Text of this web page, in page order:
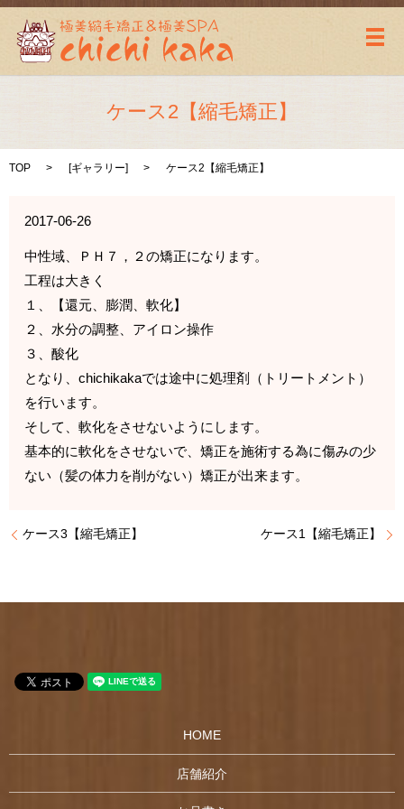
メ
ケース2【縮毛矯正】
TOP [ギャラリー] ケース2【縮毛矯正】
2017-06-26
中性域、ＰＨ７，２の矯正になります。
工程は大きく
１、【還元、膨潤、軟化】
２、水分の調整、アイロン操作
３、酸化
となり、chichikakaでは途中に処理剤（トリートメント）
を行います。
そして、軟化をさせないようにします。
基本的に軟化をさせないで、矯正を施術する為に傷みの少
ない（髪の体力を削がない）矯正が出来ます。
ケース3【縮毛矯正】 ケース1【縮毛矯正】
HOME
店舗紹介